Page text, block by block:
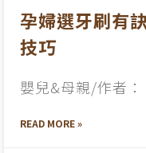
孕婦選牙刷有
技巧
嬰兒&母親/作者
READ MORE »